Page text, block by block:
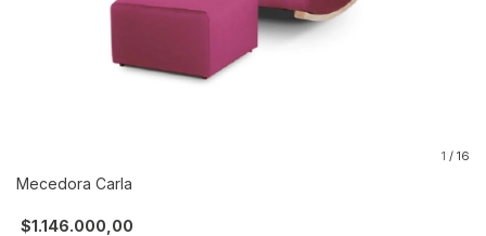
1 / 16
Mecedora Carla
$1.146.000,00